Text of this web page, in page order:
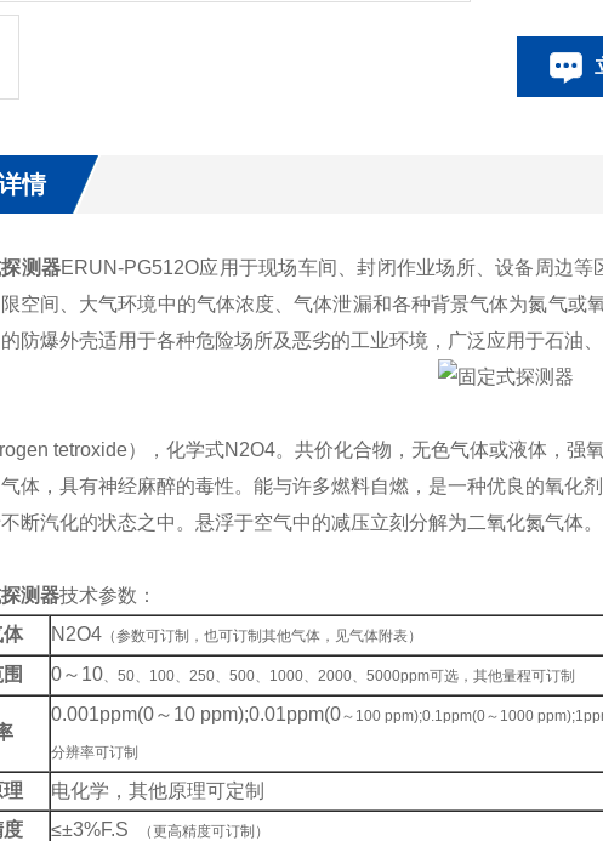
情
测器ERUN-PG512O应用于现场车间、封闭作业场所、设备周边
空间、大气环境中的气体浓度、气体泄漏和各种背景气体为氮气或
防爆外壳适用于各种危险场所及恶劣的工业环境，广泛应用于石油
tetroxide），化学式N2O4。共价化合物，无色气体或液体，
体，具有神经麻醉的毒性。能与许多燃料自燃，是一种优良的氧化
断汽化的状态之中。悬浮于空气中的减压立刻分解为二氧化氮气体
测器技术参数：
N2O4（参数可订制，也可订制其他气体，见气体附表）
0～10、50、100、250、500、1000、2000、5000ppm可选，其他量程可订制
0.001ppm(0～10 ppm);0.01ppm(0～100 ppm);0.1ppm(0～1000
分辨率可订制
电化学，其他原理可定制
≤±3%F.S （更高精度可订制）